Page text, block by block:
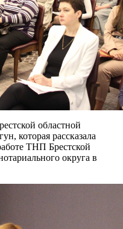
областной
которая рассказала
ТНП Брестской
округа в